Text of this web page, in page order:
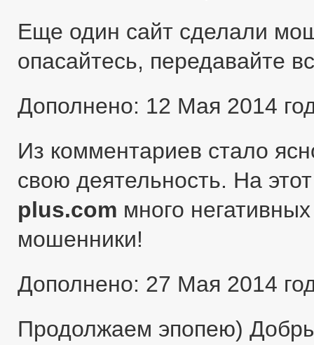
Еще один сайт сделали
опасайтесь, передавайте
Дополнено: 12 Мая 2014
Из комментариев стало
свою деятельность. На
plus.com много
мошенники!
Дополнено: 27 Мая 2014
Продолжаем эпопею)